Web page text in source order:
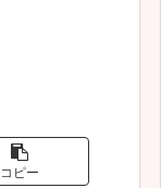
コピー